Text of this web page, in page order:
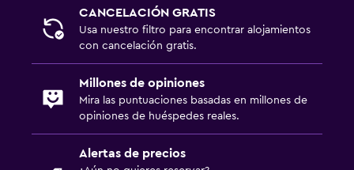
CANCELACIÓN GRATIS
Usa nuestro filtro para encontrar alojamientos
con cancelación gratis.
Millones de opiniones
Mira las puntuaciones basadas en millones de
opiniones de huéspedes reales.
Alertas de precios